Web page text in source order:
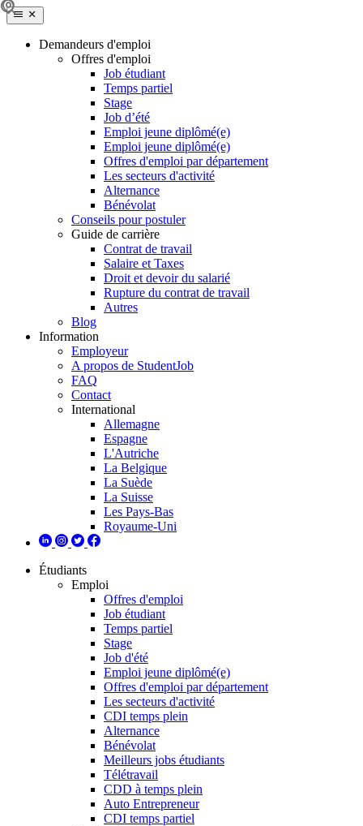
Demandeurs d'emploi
Offres d'emploi
Job étudiant
Temps partiel
Stage
Job d’été
Emploi jeune diplômé(e)
Emploi jeune diplômé(e)
Offres d'emploi par département
Les secteurs d'activité
Alternance
Bénévolat
Conseils pour postuler
Guide de carrière
Contrat de travail
Salaire et Taxes
Droit et devoir du salarié
Rupture du contrat de travail
Autres
Blog
Information
Employeur
A propos de StudentJob
FAQ
Contact
International
Allemagne
Espagne
L'Autriche
La Belgique
La Suède
La Suisse
Les Pays-Bas
Royaume-Uni
Étudiants
Emploi
Offres d'emploi
Job étudiant
Temps partiel
Stage
Job d'été
Emploi jeune diplômé(e)
Offres d'emploi par département
Les secteurs d'activité
CDI temps plein
Alternance
Bénévolat
Meilleurs jobs étudiants
Télétravail
CDD à temps plein
Auto Entrepreneur
CDI temps partiel